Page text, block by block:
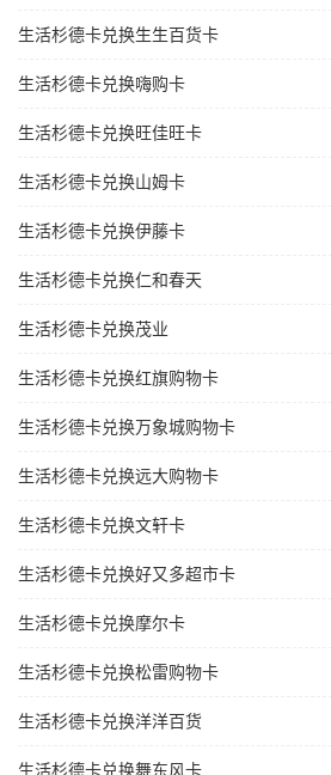
生活杉德卡兑换生生百货卡
生活杉德卡兑换嗨购卡
生活杉德卡兑换旺佳旺卡
生活杉德卡兑换山姆卡
生活杉德卡兑换伊藤卡
生活杉德卡兑换仁和春天
生活杉德卡兑换茂业
生活杉德卡兑换红旗购物卡
生活杉德卡兑换万象城购物卡
生活杉德卡兑换远大购物卡
生活杉德卡兑换文轩卡
生活杉德卡兑换好又多超市卡
生活杉德卡兑换摩尔卡
生活杉德卡兑换松雷购物卡
生活杉德卡兑换洋洋百货
生活杉德卡兑换舞东风卡